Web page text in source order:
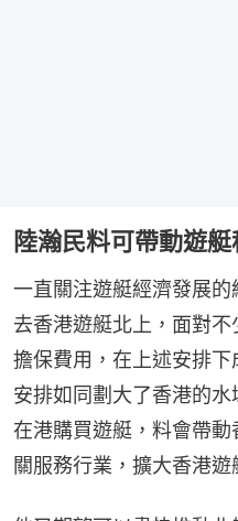
陸瀚民料可帶動遊
一直關注遊艇經濟發展
去香港遊艇北上，面對
擔保費用，在上述安排
安排如同劃大了香港的
在港購買遊艇，料會帶
關服務行業，擴大香港遊